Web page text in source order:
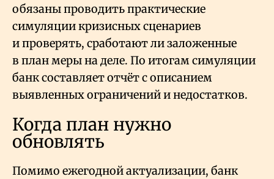
обязаны проводить практические
симуляции кризисных сценариев
и проверять, сработают ли заложенные
в план меры на деле. По итогам симуляции
банк составляет отчёт с описанием
выявленных ограничений и недостатков.
Когда план нужно
обновлять
Помимо ежегодной актуализации, банк